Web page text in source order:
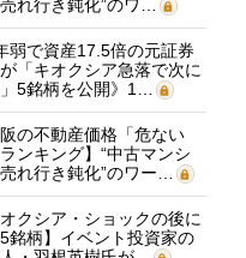
れ行き鈍化”のワ…
弱で資産17.5倍の元証券
「キオクシア急落で次に
5銘柄を公開》1…
阪の不動産価格「危ない
ンキング】“中古マンシ
れ行き鈍化”のワー…
オクシア・ショックの後に
銘柄】イベント投資家の